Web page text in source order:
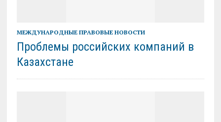
МЕЖДУНАРОДНЫЕ ПРАВОВЫЕ НОВОСТИ
Проблемы российских компаний в
Казахстане